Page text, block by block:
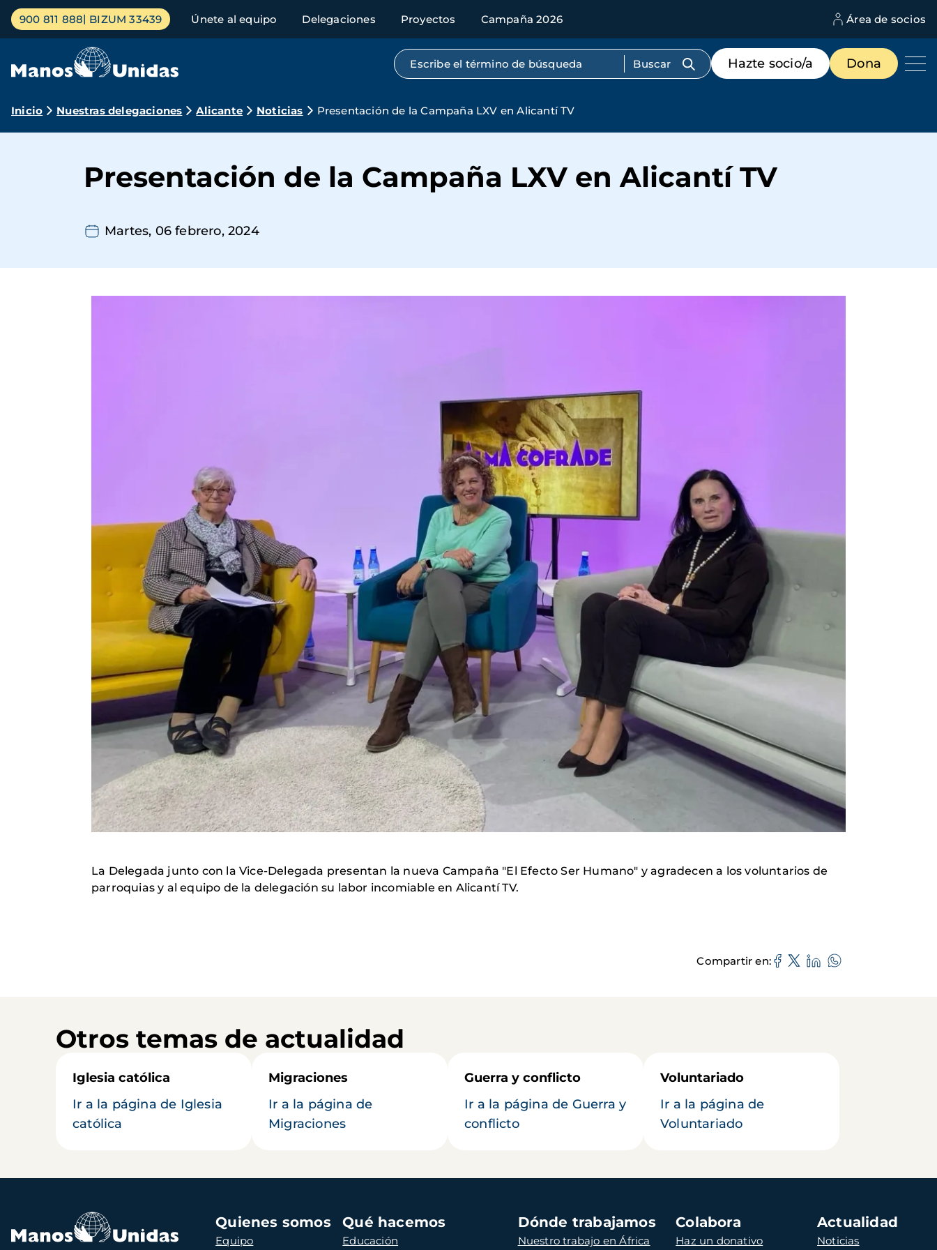
Pasar
contenido
Menú
principal
900 811 888 BIZUM 33439 Únete al equipo Delegaciones Proyectos Campaña 2026 Área de socios
Búsqueda por texto completo
Menú
de
destacados
Hazte socio/a Dona
Ruta
navegación
Inicio Nuestras delegaciones Alicante Noticias Presentación de la Campaña LXV en Alicantí TV
Presentación de la Campaña LXV en Alicantí TV
Martes, 06 febrero, 2024
La Delegada junto con la Vice-Delegada presentan la nueva Campaña "El Efecto Ser Humano" y agradecen a los voluntarios de
parroquias y al equipo de la delegación su labor incomiable en Alicantí TV.
Compartir en
Otros temas de actualidad
Iglesia católica
Ir a la página de Iglesia
católica
Migraciones
Ir a la página de
Migraciones
Guerra y conflicto
Ir a la página de Guerra y
conflicto
Voluntariado
Ir a la página de
Voluntariado
Navegación
principal
Quienes somos
Equipo
Qué hacemos
Educación
Dónde trabajamos
Nuestro trabajo en África
Colabora
Haz un donativo
Actualidad
Noticias